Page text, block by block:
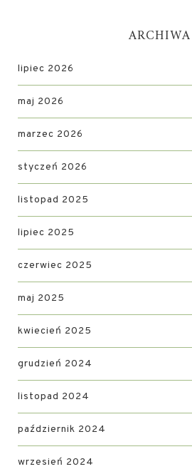
ARCHIWA
lipiec 2026
maj 2026
marzec 2026
styczeń 2026
listopad 2025
lipiec 2025
czerwiec 2025
maj 2025
kwiecień 2025
grudzień 2024
listopad 2024
październik 2024
wrzesień 2024